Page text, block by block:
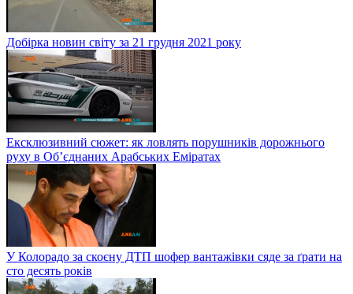
Добірка новин світу за 21 грудня 2021 року
Ексклюзивний сюжет: як ловлять порушників дорожнього
руху в Об’єднаних Арабських Еміратах
У Колорадо за скоєну ДТП шофер вантажівки сяде за ґрати на
сто десять років